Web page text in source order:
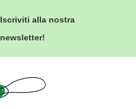
Iscriviti alla nostra
newsletter!